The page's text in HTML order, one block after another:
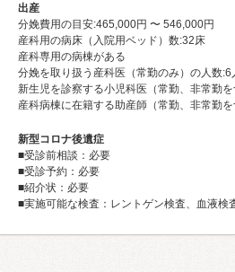
出産
分娩費用の目安:465,000円 〜 546,000円
産科用の病床（入院用ベッド）数:32床
産科専⽤の病棟がある
分娩を取り扱う産科医（常勤のみ）の人数:6
新生児を診察する小児科医（常勤、非常勤
産科病棟に在籍する助産師（常勤、非常勤
新型コロナ後遺症
■受診前相談：必要
■受診予約：必要
■紹介状：必要
■実施可能な検査：レントゲン検査、血液検